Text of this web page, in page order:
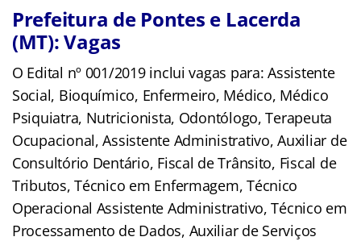
Prefeitura de Pontes e Lacerda
(MT): Vagas
O Edital nº 001/2019 inclui vagas para: Assistente
Social, Bioquímico, Enfermeiro, Médico, Médico
Psiquiatra, Nutricionista, Odontólogo, Terapeuta
Ocupacional, Assistente Administrativo, Auxiliar de
Consultório Dentário, Fiscal de Trânsito, Fiscal de
Tributos, Técnico em Enfermagem, Técnico
Operacional Assistente Administrativo, Técnico em
Processamento de Dados, Auxiliar de Serviços